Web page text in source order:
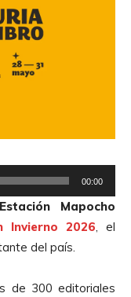
00:00
Estación Mapocho
Invierno 2026 , el
del país.
de 300 editoriales